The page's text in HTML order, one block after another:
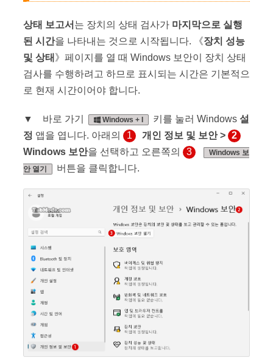
상태 보고서 는 장치의 상태 검사가 마지막으로 실행
된 시간을 나타내는 것으로 시작됩니다. 《장치 성능
및 상태 》페이지를 열 때 Windows 보안이 장치 상태
검사를 수행하려고 하므로 표시되는 시간은 기본적으
로 현재 시간이어야 합니다.
▼ 바로 가기 Windows + I 키를 눌러 Windows 설
정 앱을 엽니다. 아래의 1 개인 정보 및 보안 > 2
Windows 보안을 선택하고 오른쪽의 3
Windows 보
안 열기
버튼을 클릭합니다.